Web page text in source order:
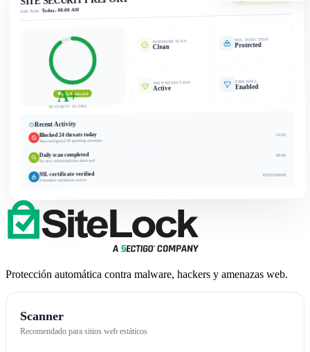
Last Scan:Today, 08:00 AM
A+
SECURITY SCORE
98% Protected
MALWARE SCAN
Clean
SQL INJECTION
Protected
XSS PROTECTION
Active
FIREWALL
Enabled
Recent Activity
Blocked 24 threats today
Auto-mitigated IP spoofing attempts
14:02
Daily scan completed
No new vulnerabilities detected
08:00
SSL certificate verified
Extended validation active
YESTERDAY
Protección automática contra malware, hackers y amenazas web.
Scanner
Recomendado para sitios web estáticos